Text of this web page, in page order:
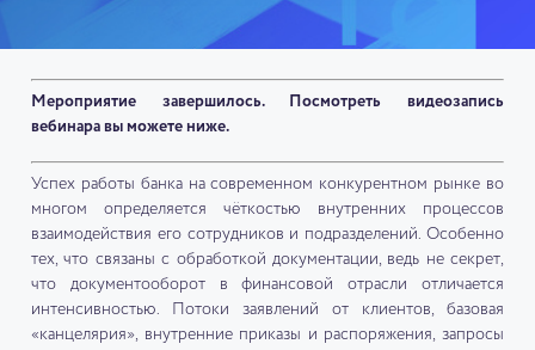
Мероприятие завершилось. Посмотреть видеозапись
вебинара вы можете ниже.
Успех работы банка на современном конкурентном рынке во
многом определяется чёткостью внутренних процессов
взаимодействия его сотрудников и подразделений. Особенно
тех, что связаны с обработкой документации, ведь не секрет,
что документооборот в финансовой отрасли отличается
интенсивностью. Потоки заявлений от клиентов, базовая
«канцелярия», внутренние приказы и распоряжения, запросы